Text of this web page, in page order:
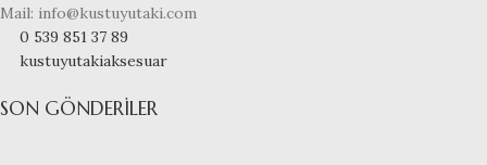
Mail: info@kustuyutaki.com
0 539 851 37 89
kustuyutakiaksesuar
SON GÖNDERILER